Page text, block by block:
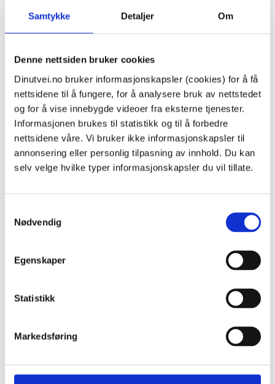
Samtykke Detaljer Om
Denne nettsiden bruker cookies
Dinutvei.no bruker informasjonskapsler (cookies) for å få
nettsidene til å fungere, for å analysere bruk av nettstedet
og for å vise innebygde videoer fra eksterne tjenester.
Informasjonen brukes til statistikk og til å forbedre
nettsidene våre. Vi bruker ikke informasjonskapsler til
annonsering eller personlig tilpasning av innhold. Du kan
selv velge hvilke typer informasjonskapsler du vil tillate.
Nødvendig
Egenskaper
Statistikk
Markedsføring
Film: «Det finnes mange typer vold i nære
Film: «Vold i nære relasjoner er ikke alltid like lett å